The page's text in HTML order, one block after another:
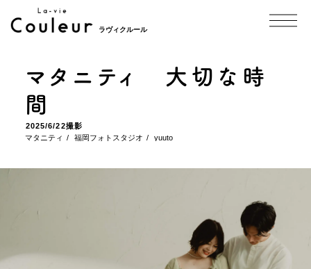
ラヴィクルール
マタニティ 大切な時
間
2025/6/22撮影
マタニティ
福岡フォトスタジオ yuuto